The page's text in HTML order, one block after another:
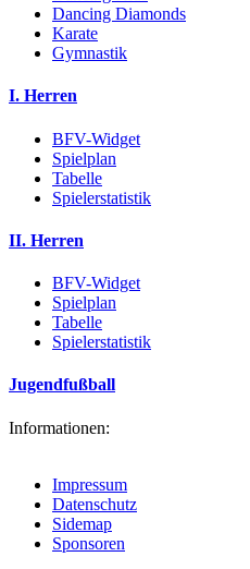
Dancing Diamonds
Karate
Gymnastik
I. Herren
BFV-Widget
Spielplan
Tabelle
Spielerstatistik
II. Herren
BFV-Widget
Spielplan
Tabelle
Spielerstatistik
Jugendfußball
Informationen:
Impressum
Datenschutz
Sidemap
Sponsoren